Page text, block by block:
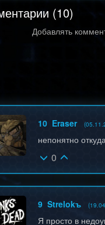
(10)
Добавлять
10 Eraser
непонятно
0
9 Strelokъ
Я просто в